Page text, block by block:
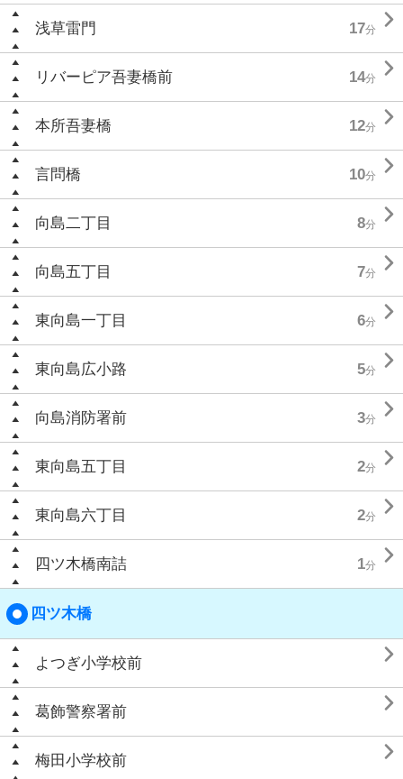
浅草雷門 17分 
リバーピア吾妻橋前 14分 
本所吾妻橋 12分 
言問橋 10分 
向島二丁目 8分 
向島五丁目 7分 
東向島一丁目 6分 
東向島広小路 5分 
向島消防署前 3分 
東向島五丁目 2分 
東向島六丁目 2分 
四ツ木橋南詰 1分 
四ツ木橋
よつぎ小学校前 
葛飾警察署前 
梅田小学校前 